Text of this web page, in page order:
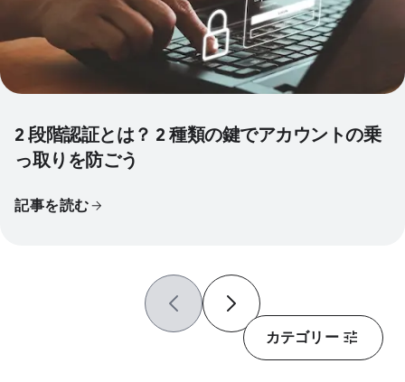
2 段階認証とは？ 2 種類の鍵でアカウントの乗
っ取りを防ごう
記事を読む
カテゴリー